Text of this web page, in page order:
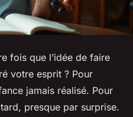
fois que l’idée de faire
votre esprit ? Pour
jamais réalisé. Pour
presque par surprise.